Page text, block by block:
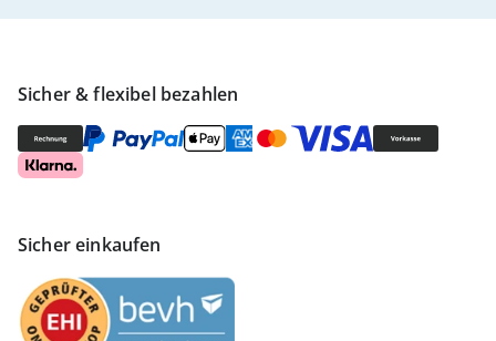
Sicher & flexibel bezahlen
Sicher einkaufen